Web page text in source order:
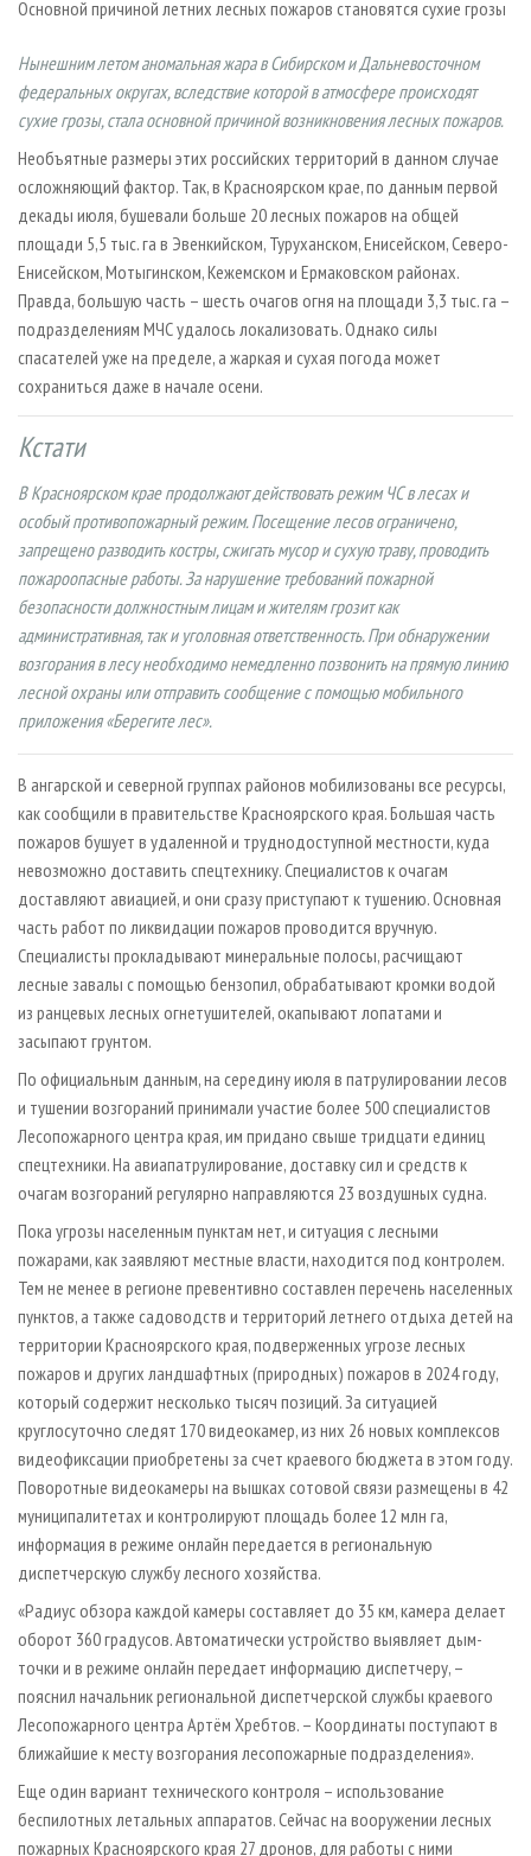
СУШКА ДРЕВЕСИНЫ
ПРОИЗВОДСТВО ДРЕВЕСНЫХ ПЛИТ
ДЕРЕВЯННОЕ ДОМОСТРОЕНИЕ
ПРОИЗВОДСТВО МЕБЕЛИ
БИОЭНЕРГЕТИКА
ЦБП
ИНСТРУМЕНТ И МАТЕРИАЛЫ
ПЕРСОНЫ
МОБИЛЬНЫЕ ВЫСТАВКИ
ОФИЦИАЛЬНЫЕ ДЕЛЕГАЦИИ
ПРИОРИТЕТНЫЕ ИНВЕСТПРОЕКТЫ
RUSSIAN FORESTRY REVIEW
ГАЗЕТА ЛЕСПРОМФОРУМ
БИБЛИОТЕКА СПЕЦИАЛИСТА
КОНТАКТЫ
РЕКЛАМА
РЕКЛАМА НА САЙТЕ
Основной причиной летних лесных пожаров становятся сухие грозы
Нынешним летом аномальная жара в Сибирском и Дальневосточном
федеральных округах, вследствие которой в атмосфере происходят
сухие грозы, стала основной причиной возникновения лесных пожаров.
Необъятные размеры этих российских территорий в данном случае
осложняющий фактор. Так, в Красноярском крае, по данным первой
декады июля, бушевали больше 20 лесных пожаров на общей
площади 5,5 тыс. га в Эвенкийском, Туруханском, Енисейском, Северо-
Енисейском, Мотыгинском, Кежемском и Ермаковском районах.
Правда, большую часть – шесть очагов огня на площади 3,3 тыс. га –
подразделениям МЧС удалось локализовать. Однако силы
спасателей уже на пределе, а жаркая и сухая погода может
сохраниться даже в начале осени.
Кстати
В Красноярском крае продолжают действовать режим ЧС в лесах и
особый противопожарный режим. Посещение лесов ограничено,
запрещено разводить костры, сжигать мусор и сухую траву, проводить
пожароопасные работы. За нарушение требований пожарной
безопасности должностным лицам и жителям грозит как
административная, так и уголовная ответственность. При обнаружении
возгорания в лесу необходимо немедленно позвонить на прямую линию
лесной охраны или отправить сообщение с помощью мобильного
приложения «Берегите лес».
В ангарской и северной группах районов мобилизованы все ресурсы,
как сообщили в правительстве Красноярского края. Большая часть
пожаров бушует в удаленной и труднодоступной местности, куда
невозможно доставить спецтехнику. Специалистов к очагам
доставляют авиацией, и они сразу приступают к тушению. Основная
часть работ по ликвидации пожаров проводится вручную.
Специалисты прокладывают минеральные полосы, расчищают
лесные завалы с помощью бензопил, обрабатывают кромки водой
из ранцевых лесных огнетушителей, окапывают лопатами и
засыпают грунтом.
По официальным данным, на середину июля в патрулировании лесов
и тушении возгораний принимали участие более 500 специалистов
Лесопожарного центра края, им придано свыше тридцати единиц
спецтехники. На авиапатрулирование, доставку сил и средств к
очагам возгораний регулярно направляются 23 воздушных судна.
Пока угрозы населенным пунктам нет, и ситуация с лесными
пожарами, как заявляют местные власти, находится под контролем.
Тем не менее в регионе превентивно составлен перечень населенных
пунктов, а также садоводств и территорий летнего отдыха детей на
территории Красноярского края, подверженных угрозе лесных
пожаров и других ландшафтных (природных) пожаров в 2024 году,
который содержит несколько тысяч позиций. За ситуацией
круглосуточно следят 170 видеокамер, из них 26 новых комплексов
видеофиксации приобретены за счет краевого бюджета в этом году.
Поворотные видеокамеры на вышках сотовой связи размещены в 42
муниципалитетах и контролируют площадь более 12 млн га,
информация в режиме онлайн передается в региональную
диспетчерскую службу лесного хозяйства.
«Радиус обзора каждой камеры составляет до 35 км, камера делает
оборот 360 градусов. Автоматически устройство выявляет дым-
точки и в режиме онлайн передает информацию диспетчеру, –
пояснил начальник региональной диспетчерской службы краевого
Лесопожарного центра Артём Хребтов. – Координаты поступают в
ближайшие к месту возгорания лесопожарные подразделения».
Еще один вариант технического контроля – использование
беспилотных летальных аппаратов. Сейчас на вооружении лесных
пожарных Красноярского края 27 дронов, для работы с ними